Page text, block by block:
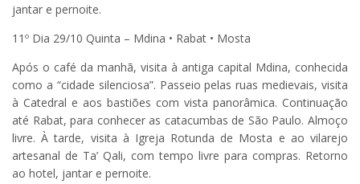
jantar e pernoite.
11º Dia 29/10 Quinta – Mdina • Rabat • Mosta
Após o café da manhã, visita à antiga capital Mdina, conhecida
como a “cidade silenciosa”. Passeio pelas ruas medievais, visita
à Catedral e aos bastiões com vista panorâmica. Continuação
até Rabat, para conhecer as catacumbas de São Paulo. Almoço
livre. À tarde, visita à Igreja Rotunda de Mosta e ao vilarejo
artesanal de Ta’ Qali, com tempo livre para compras. Retorno
ao hotel, jantar e pernoite.